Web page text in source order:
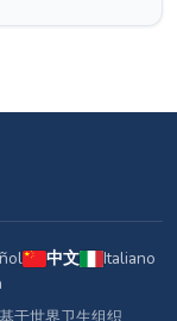
中文
Italiano